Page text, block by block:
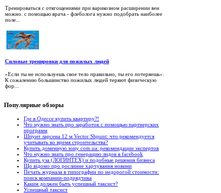
Тренироваться с отягощениями при варикозном расширении вен
можно. с помощью врача - флеболога нужно подобрать наиболее
поле...
Силовые тренировки для пожилых людей
«Если ты не используешь свое тело правильно, ты его потеряешь».
К сожалению большинство пожилых людей теряют физическую
фор...
Популярные обзоры
Где в Одессе купить квартиру?!
Что нужно знать про заработок с помощью партнерских
программ
Шпунт ларсена 12 м Vector Shpunt: что рекомендуется
учитывать во время строительства?
Купить доменную зону com.ua: рекомендации экспертов
Что нужно знать про генерацию лидов в facebook
Купить уза (ЛОГИНТЕХ) и подобные решения бизнеса
Що відомо про рослинне харчування новини
Печать журнала в типографии по недорогой стоимости:
поиск компании-подрядчика
Каким должен быть успешный таксист?
Успешный таксист